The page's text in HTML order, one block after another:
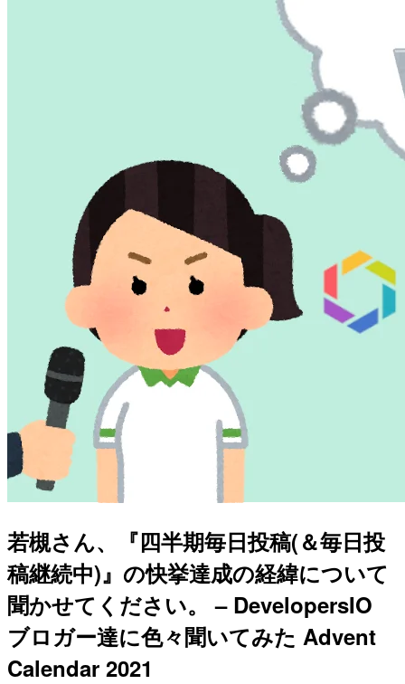
若槻さん、『四半期毎日投稿(＆毎日投
稿継続中)』の快挙達成の経緯について
聞かせてください。 – DevelopersIO
ブロガー達に色々聞いてみた Advent
Calendar 2021